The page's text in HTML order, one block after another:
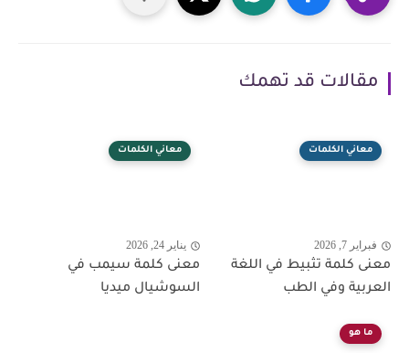
مقالات قد تهمك
معاني الكلمات
فبراير 7, 2026
معنى كلمة تثبيط في اللغة
العربية وفي الطب
معاني الكلمات
يناير 24, 2026
معنى كلمة سيمب في
السوشيال ميديا
ما هو